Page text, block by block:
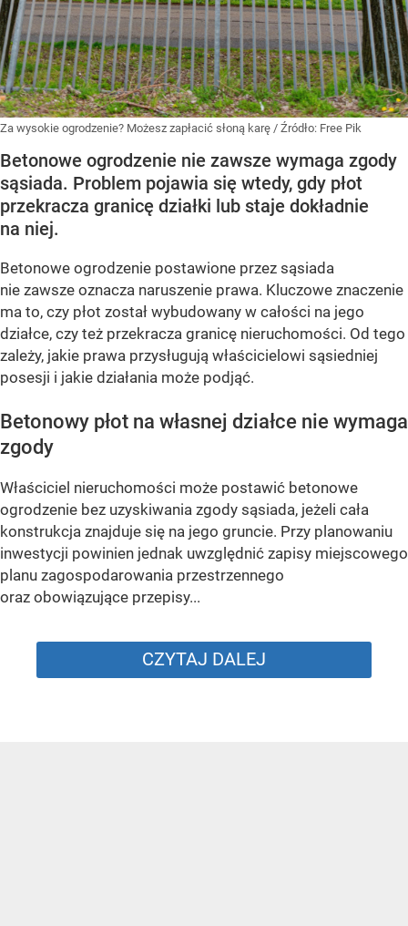
Za wysokie ogrodzenie? Możesz zapłacić słoną karę / Źródło: Free Pik
Betonowe ogrodzenie nie zawsze wymaga zgody
sąsiada. Problem pojawia się wtedy, gdy płot
przekracza granicę działki lub staje dokładnie
na niej.
Betonowe ogrodzenie postawione przez sąsiada
nie zawsze oznacza naruszenie prawa. Kluczowe znaczenie
ma to, czy płot został wybudowany w całości na jego
działce, czy też przekracza granicę nieruchomości. Od tego
zależy, jakie prawa przysługują właścicielowi sąsiedniej
posesji i jakie działania może podjąć.
Betonowy płot na własnej działce nie wymaga
zgody
Właściciel nieruchomości może postawić betonowe
ogrodzenie bez uzyskiwania zgody sąsiada, jeżeli cała
konstrukcja znajduje się na jego gruncie. Przy planowaniu
inwestycji powinien jednak uwzględnić zapisy miejscowego
planu zagospodarowania przestrzennego
oraz obowiązujące przepisy...
CZYTAJ DALEJ